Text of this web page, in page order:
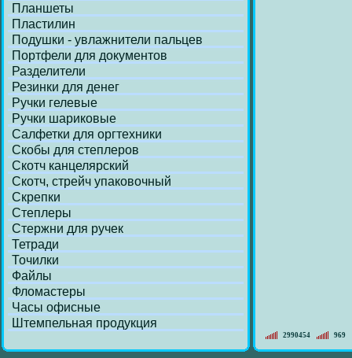
Планшеты
Пластилин
Подушки - увлажнители пальцев
Портфели для документов
Разделители
Резинки для денег
Ручки гелевые
Ручки шариковые
Салфетки для оргтехники
Скобы для степлеров
Скотч канцелярский
Скотч, стрейч упаковочный
Скрепки
Степлеры
Стержни для ручек
Тетради
Точилки
Файлы
Фломастеры
Часы офисные
Штемпельная продукция
2990454 969